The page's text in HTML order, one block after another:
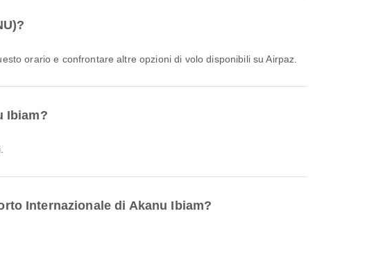
orario e confrontare altre opzioni di volo disponibili su Airpaz.
Ibiam?
Internazionale di Akanu Ibiam?